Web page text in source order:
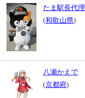
たま駅長代理
(和歌山県)
八瀬かえで
(京都府)